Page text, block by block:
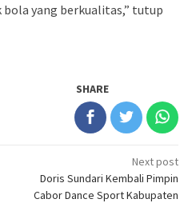
yang berkualitas,” tutup
SHARE
Next post
Doris Sundari Kembali Pimpin
Cabor Dance Sport Kabupaten